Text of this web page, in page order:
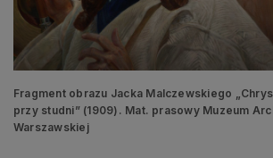
Fragment obrazu Jacka Malczewskiego
przy studni” (1909). Mat. prasowy Muzeum
Warszawskiej